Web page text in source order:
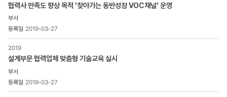
협력사 만족도 향상 목적 '찾아가는 동반성장 VOC채널' 운영
2019-03-27
2019
설계부문 협력업체 맞춤형 기술교육 실시
2019-03-27